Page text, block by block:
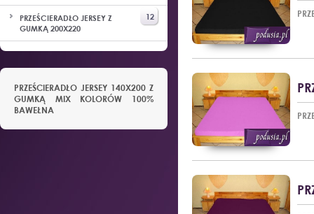
PRZEŚCIERADŁO JERSEY Z
GUMKĄ 200X220
12
PRZEŚCIERADŁO JERSEY 140X200 Z
GUMKĄ MIX KOLORÓW 100%
BAWEŁNA